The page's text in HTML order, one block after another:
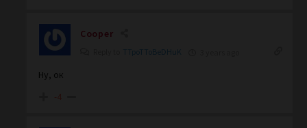
Cooper
TTpoTToBeDHuK
Ну, ок
-4